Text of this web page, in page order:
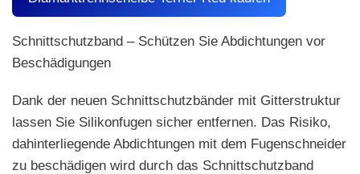
Schnittschutzband – Schützen Sie Abdichtungen vor
Beschädigungen
Dank der neuen Schnittschutzbänder mit Gitterstruktur
lassen Sie Silikonfugen sicher entfernen. Das Risiko,
dahinterliegende Abdichtungen mit dem Fugenschneider
zu beschädigen wird durch das Schnittschutzband